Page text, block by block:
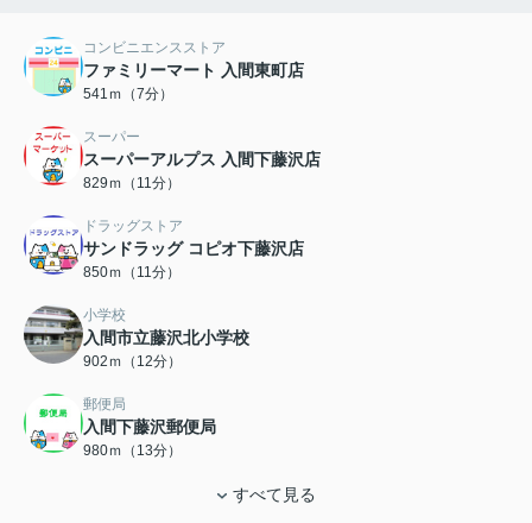
コンビニエンスストア
ファミリーマート 入間東町店
541ｍ（7分）
スーパー
スーパーアルプス 入間下藤沢店
829ｍ（11分）
ドラッグストア
サンドラッグ コピオ下藤沢店
850ｍ（11分）
小学校
入間市立藤沢北小学校
902ｍ（12分）
郵便局
入間下藤沢郵便局
980ｍ（13分）
すべて見る